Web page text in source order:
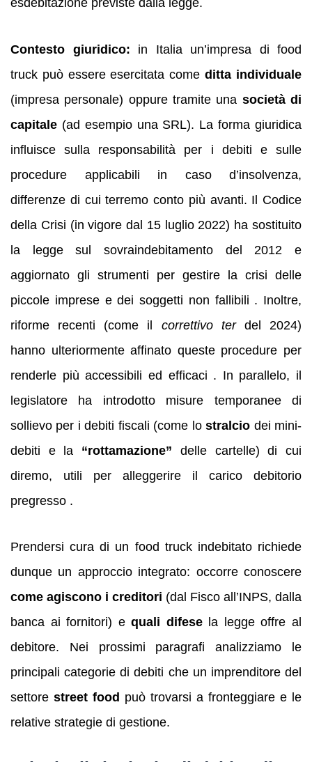
esdebitazione previste dalla legge.
Contesto giuridico: in Italia un’impresa di food
truck può essere esercitata comeditta individuale
(impresa personale) oppure tramite una società di
capitale (ad esempio una SRL). La forma giuridica
influisce sulla responsabilità per i debiti e sulle
procedure applicabili in caso d’insolvenza,
differenze di cui terremo conto più avanti. Il Codice
della Crisi (in vigore dal 15 luglio 2022) ha sostituito
la legge sul sovraindebitamento del 2012 e
aggiornato gli strumenti per gestire la crisi delle
piccole imprese e dei soggetti non fallibili . Inoltre,
riforme recenti (come il correttivo terdel 2024)
hanno ulteriormente affinato queste procedure per
renderle più accessibili ed efficaci . In parallelo, il
legislatore ha introdotto misure temporanee di
sollievo per i debiti fiscali (come lostralcio dei mini-
debiti e la “rottamazione” delle cartelle) di cui
diremo, utili per alleggerire il carico debitorio
pregresso .
Prendersi cura di un food truck indebitato richiede
dunque un approccio integrato: occorre conoscere
come agiscono i creditori (dal Fisco all’INPS, dalla
banca ai fornitori) equali difesela legge offre al
debitore. Nei prossimi paragrafi analizziamo le
principali categorie di debiti che un imprenditore del
settore street food può trovarsi a fronteggiare e le
relative strategie di gestione.